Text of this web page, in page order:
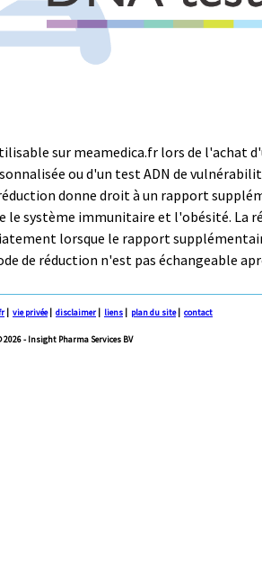
sur meamedica.fr lors de l'achat
ou d'un test ADN de
donne droit à un rapport
le système immunitaire et l'obésité. La
lorsque le rapport
de réduction n'est pas échangeable
| vie privée| disclaimer | liens | plan du site| contact
2026 - Insight Pharma Services BV